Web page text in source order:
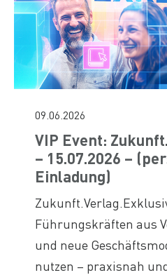
09.06.2026
VIP Event:
– 15.07.2026 –
Einladung)
Führungskräften aus
und neue
nutzen – praxisnah